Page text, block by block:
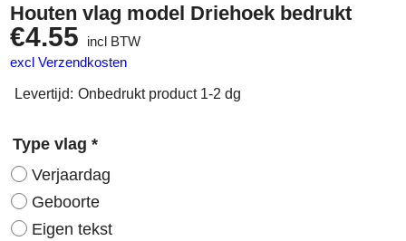
Houten vlag model Driehoek bedrukt
€4.55
incl BTW
excl Verzendkosten
Levertijd: Onbedrukt product 1-2 dg
Type vlag *
Verjaardag
Geboorte
Eigen tekst